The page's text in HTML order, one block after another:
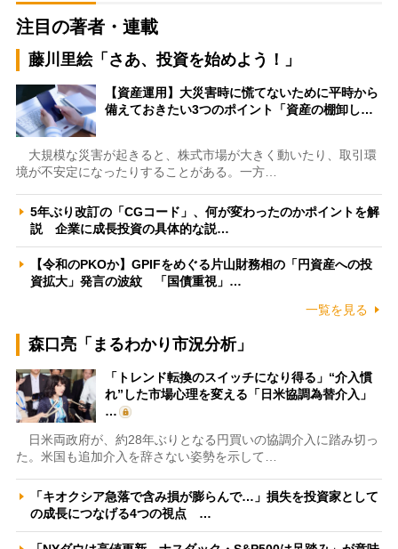
注目の著者・連載
藤川里絵「さあ、投資を始めよう！」
【資産運用】大災害時に慌てないために平時から
備えておきたい3つのポイント「資産の棚卸し…
大規模な災害が起きると、株式市場が大きく動いたり、取引環
境が不安定になったりすることがある。一方…
5年ぶり改訂の「CGコード」、何が変わったのかポイントを解
説 企業に成長投資の具体的な説…
【令和のPKOか】GPIFをめぐる片山財務相の「円資産への投
資拡大」発言の波紋 「国債重視」…
一覧を見る
森口亮「まるわかり市況分析」
「トレンド転換のスイッチになり得る」“介入慣
れ”した市場心理を変える「日米協調為替介入」
…
日米両政府が、約28年ぶりとなる円買いの協調介入に踏み切っ
た。米国も追加介入を辞さない姿勢を示して…
「キオクシア急落で含み損が膨らんで…」損失を投資家として
の成長につなげる4つの視点 …